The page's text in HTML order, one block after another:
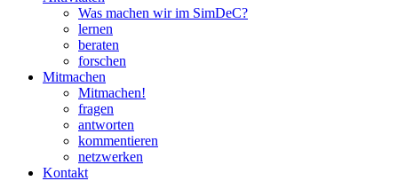
Was machen wir im SimDeC?
lernen
beraten
forschen
Mitmachen
Mitmachen!
fragen
antworten
kommentieren
netzwerken
Kontakt